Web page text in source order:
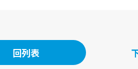
回列表